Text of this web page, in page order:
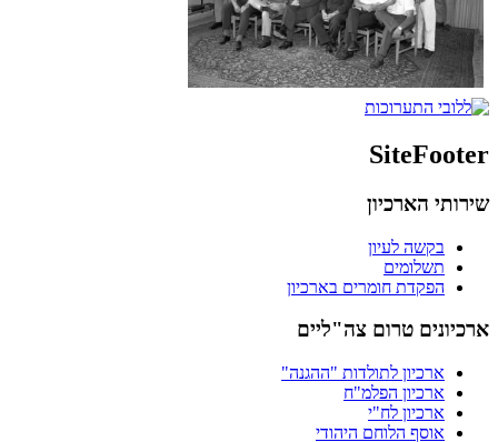
SiteFooter
שירותי הארכיון
בקשה לעיון
תשלומים
הפקדת חומרים בארכיון
ארכיונים טרום צה"ליים
ארכיון לתולדות "ההגנה"
ארכיון הפלמ"ח
ארכיון לח"י
אוסף הלוחם היהודי